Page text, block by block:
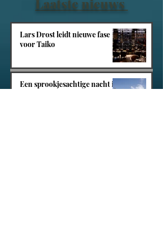
Laatste nieuws
Lars Drost leidt nieuwe fase
voor Taiko
Een sprookjesachtige nacht in